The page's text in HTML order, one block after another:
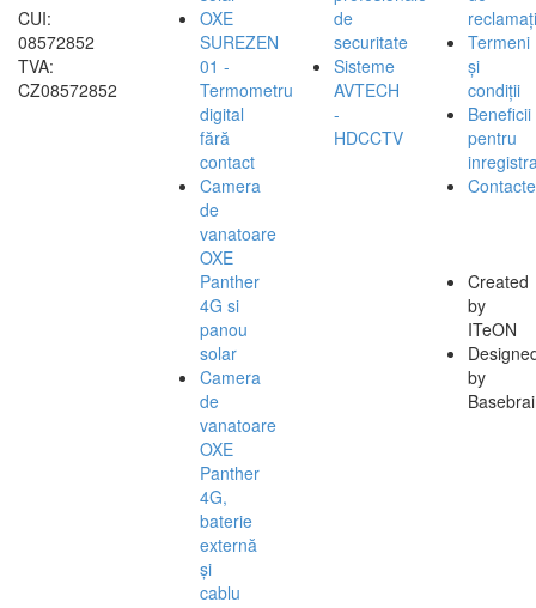
CUI:
08572852
TVA:
CZ08572852
OXE
SUREZEN
01 -
Termometru
digital
fără
contact
Camera
de
vanatoare
OXE
Panther
4G si
panou
solar
Camera
de
vanatoare
OXE
Panther
4G,
baterie
externă
și
cablu
de
securitate
Sisteme
AVTECH
-
HDCCTV
Termeni
și
condiții
Beneficii
pentru
Contacte
Created
by
ITeON
by